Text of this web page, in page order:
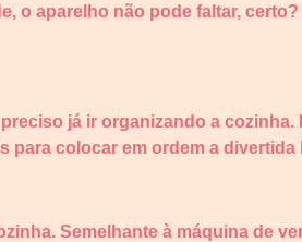
o aparelho não pode faltar,
já ir organizando a
para colocar em ordem a
Semelhante à máquina de